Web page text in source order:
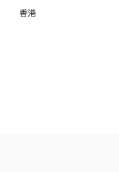
香港